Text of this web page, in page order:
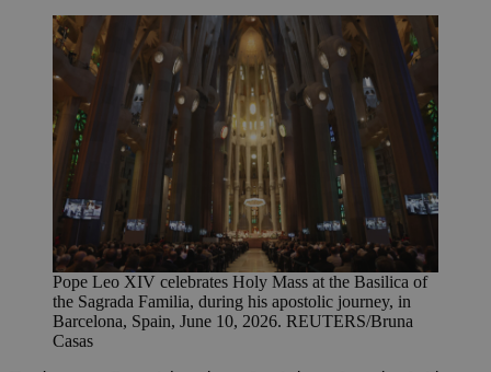
Pope Leo XIV celebrates Holy Mass at the Basilica of
the Sagrada Familia, during his apostolic journey, in
Barcelona, Spain, June 10, 2026. REUTERS/Bruna
Casas